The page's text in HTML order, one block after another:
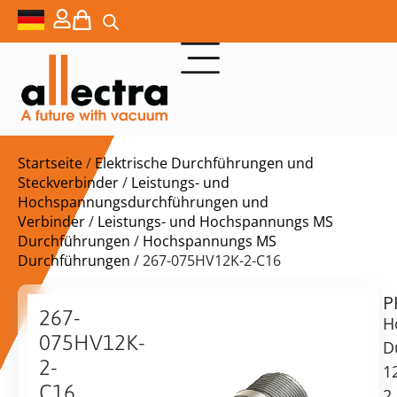
Startseite/ Elektrische Durchführungen und
Steckverbinder/ Leistungs- und
Hochspannungsdurchführungen und
Verbinder/ Leistungs- und Hochspannungs MS
Durchführungen / Hochspannungs MS
Durchführungen / 267-075HV12K-2-C16
267-
075HV12K-
2-
$